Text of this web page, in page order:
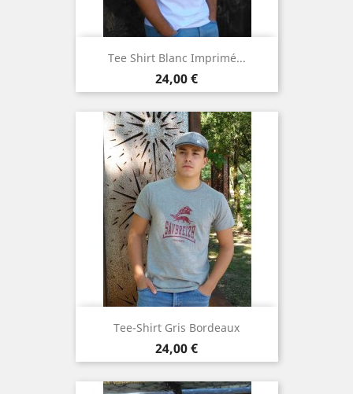
Tee Shirt Blanc Imprimé...
Prix
24,00 €
Tee-Shirt Gris Bordeaux
Prix
24,00 €